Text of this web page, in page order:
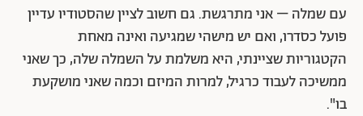
עם שמלה – אני מתרגשת. גם חשוב לציין שהסטודיו עדיין
פועל כסדרו, ואם יש מישהי שמגיעה ואינה מאחת
הקטגוריות שציינתי, היא משלמת על השמלה שלה, כך שאני
ממשיכה לעבוד כרגיל, למרות המיזם וכמה שאני מושקעת
בו".